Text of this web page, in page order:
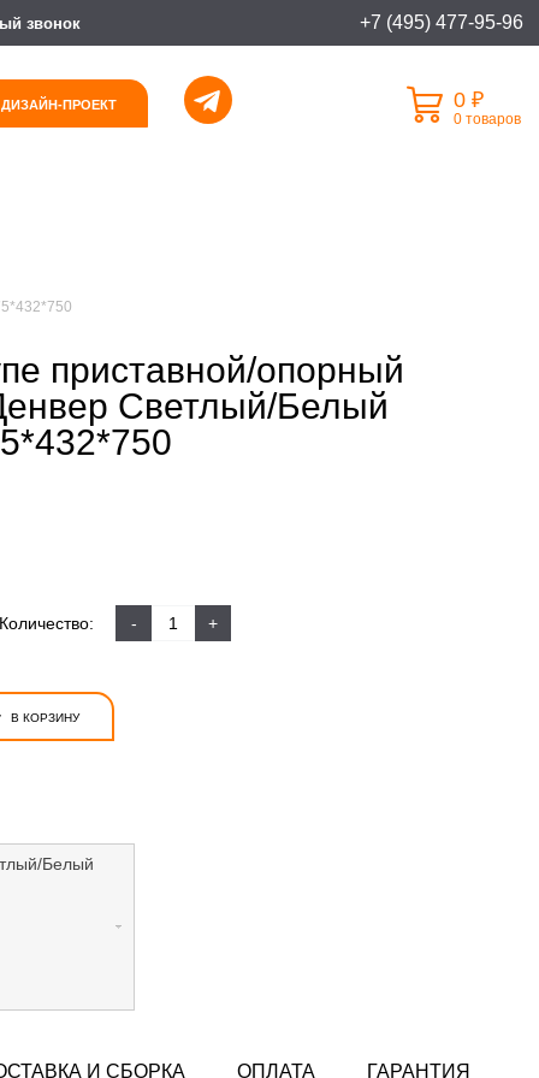
звонок +7 (495) 477-95-96
ПРОЕКТ 0 ₽
0 товаров
приставной/опорный
Светлый/Белый
Количество: - +
В КОРЗИНУ
Белый
И СБОРКА ОПЛАТА ГАРАНТИЯ